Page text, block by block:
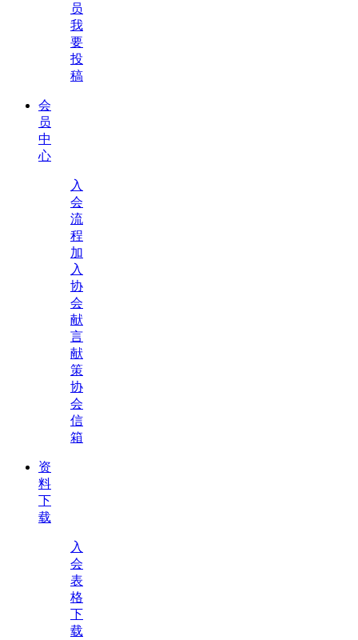
员
我
要
投
稿
会
员
中
心
入
会
流
程
加
入
协
会
献
言
献
策
协
会
信
箱
资
料
下
载
入
会
表
格
下
载